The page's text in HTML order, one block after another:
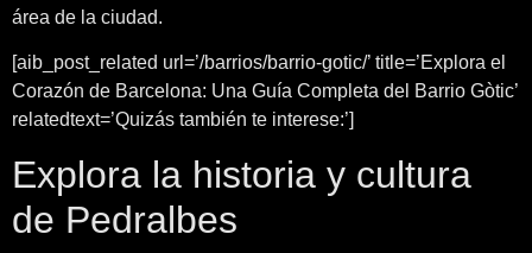
área de la ciudad.
[aib_post_related url=’/barrios/barrio-gotic/’ title=’Explora el
Corazón de Barcelona: Una Guía Completa del Barrio Gòtic’
relatedtext=’Quizás también te interese:’]
Explora la historia y cultura
de Pedralbes